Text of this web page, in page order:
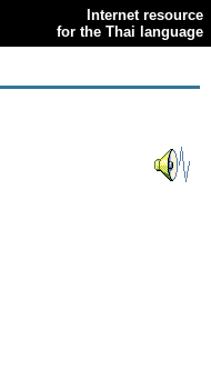
Internet resource
for the Thai language